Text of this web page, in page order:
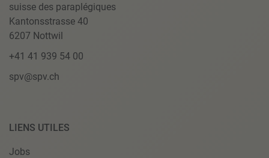
suisse des paraplégiques
Kantonsstrasse 40
6207 Nottwil
+41 41 939 54 00
spv@spv.ch
LIENS UTILES
Jobs